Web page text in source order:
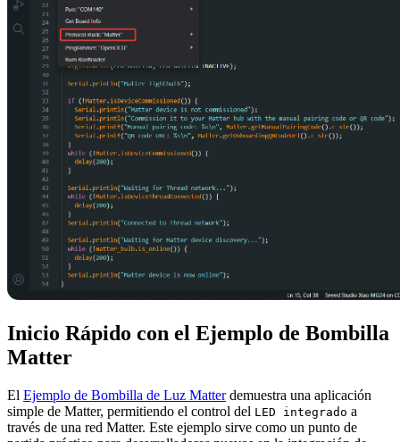
Inicio Rápido con el Ejemplo de Bombilla
Matter
El Ejemplo de Bombilla de Luz Matterdemuestra una aplicación
simple de Matter, permitiendo el control del LED integrado a
través de una red Matter. Este ejemplo sirve como un punto de